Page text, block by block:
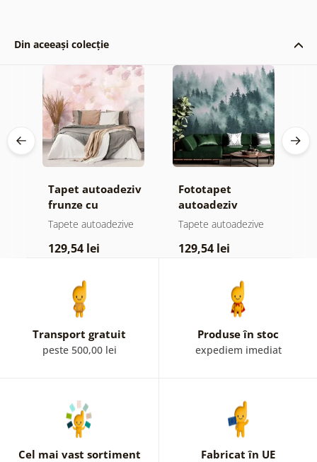
Din aceeași colecție
Tapet autoadeziv
frunze cu
atingere
Tapete autoadezive
129,54 lei
Fototapet
autoadeziv
pădure în ceață
Tapete autoadezive
129,54 lei
Transport gratuit
peste 500,00 lei
Produse în stoc
expediem imediat
Cel mai vast sortiment Fabricat în UE